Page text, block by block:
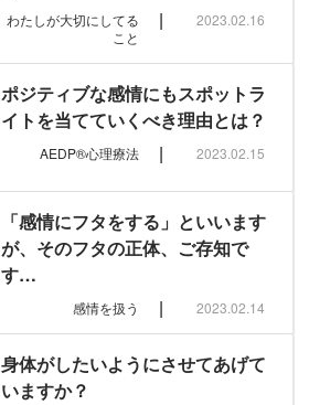
わたしが大切にしてる
こと
| 2023.02.16
ポジティブな感情にもスポットラ
イトを当てていくべき理由とは？
AEDP®︎心理療法 | 2023.02.15
「感情にフタをする」といいます
が、そのフタの正体、ご存知で
す…
感情を扱う | 2023.02.14
身体がしたいようにさせてあげて
いますか？